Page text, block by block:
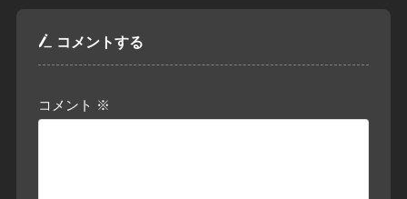
コメントする
コメント ※